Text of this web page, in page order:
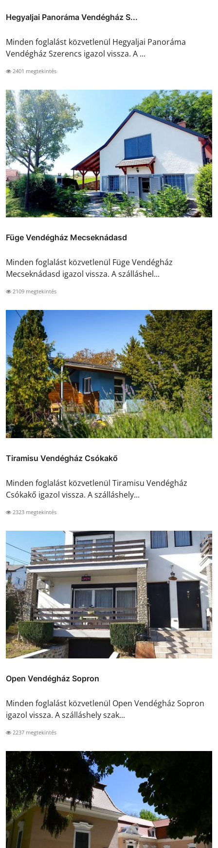
Hegyaljai Panoráma Vendégház S...
Minden foglalást közvetlenül Hegyaljai Panoráma
Vendégház Szerencs igazol vissza. A ...
2401 megtekintés
Füge Vendégház Mecseknádasd
Minden foglalást közvetlenül Füge Vendégház
Mecseknádasd igazol vissza. A szálláshel...
2109 megtekintés
Tiramisu Vendégház Csókakő
Minden foglalást közvetlenül Tiramisu Vendégház
Csókakő igazol vissza. A szálláshely...
2323 megtekintés
Open Vendégház Sopron
Minden foglalást közvetlenül Open Vendégház Sopron
igazol vissza. A szálláshely szak...
2237 megtekintés